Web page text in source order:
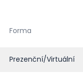
Forma
Prezenční/Virtuální